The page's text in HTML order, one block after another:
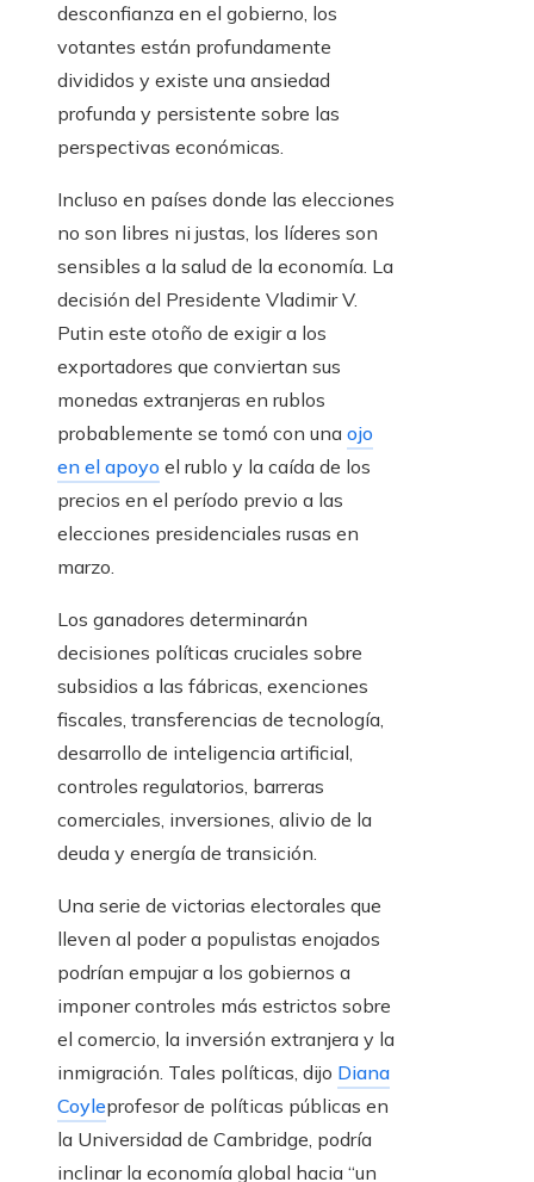
desconfianza en el gobierno, los
votantes están profundamente
divididos y existe una ansiedad
profunda y persistente sobre las
perspectivas económicas.
Incluso en países donde las elecciones
no son libres ni justas, los líderes son
sensibles a la salud de la economía. La
decisión del Presidente Vladimir V.
Putin este otoño de exigir a los
exportadores que conviertan sus
monedas extranjeras en rublos
probablemente se tomó con una ojo
en el apoyo el rublo y la caída de los
precios en el período previo a las
elecciones presidenciales rusas en
marzo.
Los ganadores determinarán
decisiones políticas cruciales sobre
subsidios a las fábricas, exenciones
fiscales, transferencias de tecnología,
desarrollo de inteligencia artificial,
controles regulatorios, barreras
comerciales, inversiones, alivio de la
deuda y energía de transición.
Una serie de victorias electorales que
lleven al poder a populistas enojados
podrían empujar a los gobiernos a
imponer controles más estrictos sobre
el comercio, la inversión extranjera y la
inmigración. Tales políticas, dijo Diana
Coyleprofesor de políticas públicas en
la Universidad de Cambridge, podría
inclinar la economía global hacia “un